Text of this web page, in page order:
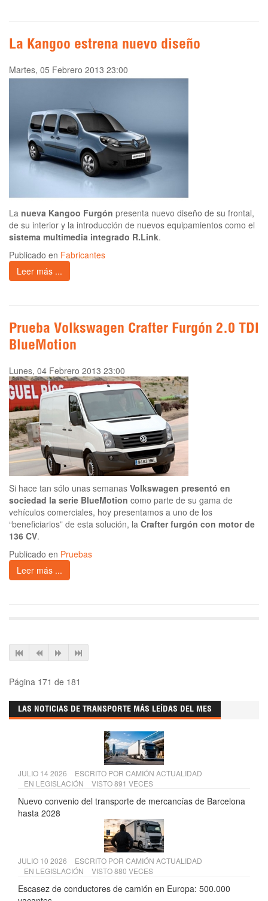
La Kangoo estrena nuevo diseño
Martes, 05 Febrero 2013 23:00
La nueva Kangoo Furgón presenta nuevo diseño de su frontal,
de su interior y la introducción de nuevos equipamientos como el
sistema multimedia integrado R.Link.
Publicado en Fabricantes
Leer más ...
Prueba Volkswagen Crafter Furgón 2.0 TDI
BlueMotion
Lunes, 04 Febrero 2013 23:00
Si hace tan sólo unas semanas Volkswagen presentó en
sociedad la serie BlueMotion como parte de su gama de
vehículos comerciales, hoy presentamos a uno de los
“beneficiarios” de esta solución, la Crafter furgón con motor de
136 CV.
Publicado en Pruebas
Leer más ...
Página 171 de 181
LAS NOTICIAS DE TRANSPORTE MÁS LEÍDAS DEL MES
JULIO 14 2026 ESCRITO POR CAMIÓN ACTUALIDAD
EN LEGISLACIÓN VISTO 891 VECES
Nuevo convenio del transporte de mercancías de Barcelona
hasta 2028
JULIO 10 2026 ESCRITO POR CAMIÓN ACTUALIDAD
EN LEGISLACIÓN VISTO 880 VECES
Escasez de conductores de camión en Europa: 500.000